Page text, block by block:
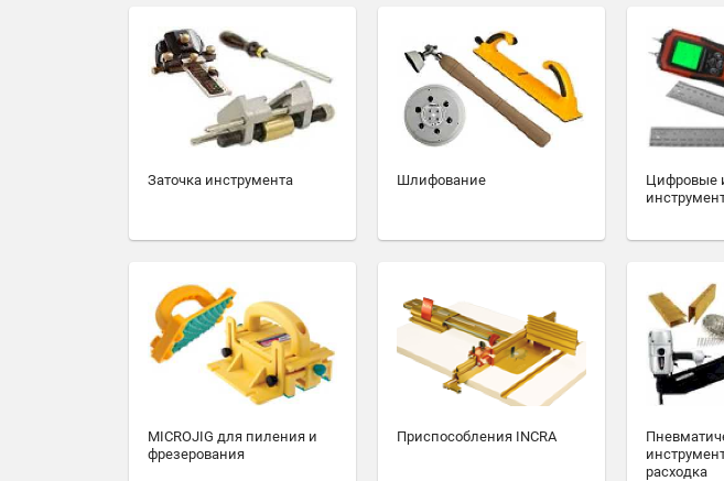
Заточка инструмента Шлифование
Цифровые
MICROJIG для пиления и
фрезерования
Приспособления INCRA
расходка